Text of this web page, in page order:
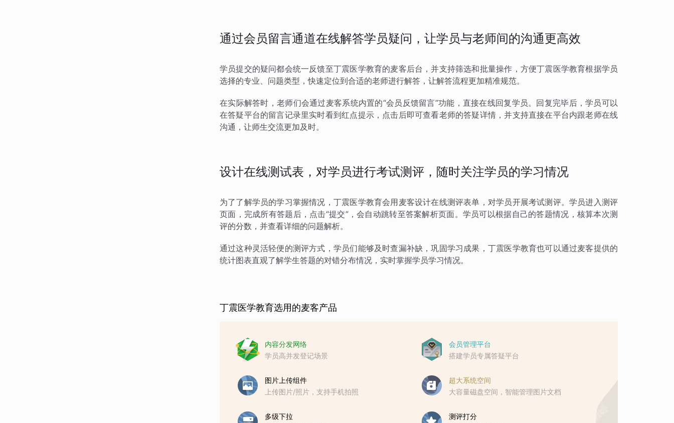
通过会员留言通道在线解答学员疑问，让学员与老师间的沟通更高效
学员提交的疑问都会统一反馈至丁震医学教育的麦客后台，并支持筛选和批量操作，方便丁震医学教育根据学员
选择的专业、问题类型，快速定位到合适的老师进行解答，让解答流程更加精准规范。
在实际解答时，老师们会通过麦客系统内置的“会员反馈留言”功能，直接在线回复学员。回复完毕后，学员可以
在答疑平台的留言记录里实时看到红点提示，点击后即可查看老师的答疑详情，并支持直接在平台内跟老师在线
沟通，让师生交流更加及时。
设计在线测试表，对学员进行考试测评，随时关注学员的学习情况
为了了解学员的学习掌握情况，丁震医学教育会用麦客设计在线测评表单，对学员开展考试测评。学员进入测评
页面，完成所有答题后，点击“提交”，会自动跳转至答案解析页面。学员可以根据自己的答题情况，核算本次测
评的分数，并查看详细的问题解析。
通过这种灵活轻便的测评方式，学员们能够及时查漏补缺，巩固学习成果，丁震医学教育也可以通过麦客提供的
统计图表直观了解学生答题的对错分布情况，实时掌握学员学习情况。
丁震医学教育选用的麦客产品
内容分发网络
学员高并发登记场景
会员管理平台
搭建学员专属答疑平台
图片上传组件
上传图片/照片，支持手机拍照
超大系统空间
大容量磁盘空间，智能管理图片文档
多级下拉
测评打分